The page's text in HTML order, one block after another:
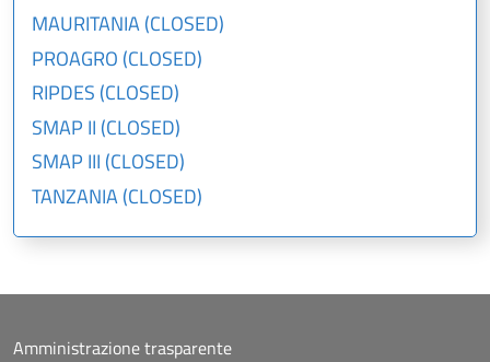
MAURITANIA (CLOSED)
PROAGRO (CLOSED)
RIPDES (CLOSED)
SMAP II (CLOSED)
SMAP III (CLOSED)
TANZANIA (CLOSED)
Amministrazione trasparente